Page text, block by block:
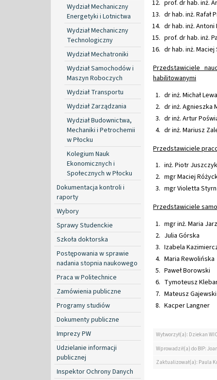
Wydział Mechaniczny
Energetyki i Lotnictwa
Wydział Mechaniczny
Technologiczny
Wydział Mechatroniki
Wydział Samochodów i
Maszyn Roboczych
Wydział Transportu
Wydział Zarządzania
Wydział Budownictwa,
Mechaniki i Petrochemii
w Płocku
Kolegium Nauk
Ekonomicznych i
Społecznych w Płocku
Dokumentacja kontroli i
raporty
Wybory
Sprawy Studenckie
Szkoła doktorska
Postępowania w sprawie
nadania stopnia naukowego
Praca w Politechnice
Zamówienia publiczne
Programy studiów
Dokumenty publiczne
Imprezy PW
Udzielanie informacji
publicznej
Inspektor Ochrony Danych
prof. dr hab. inż.
dr hab. inż. Rafał
dr hab. inż. Antoni
prof. dr hab. inż.
dr hab. inż.
Przedstawiciele
habilitowanymi
dr inż. Michał
dr inż. Agnieszka
dr inż. Artur
dr inż. Mariusz
Przedstawiciele
inż. Piotr Juszczyk
mgr Maciej
mgr Violetta
Przedstawiciele
mgr inż. Maria
Julia Górska
Izabela
Maria Rewolińska
Paweł Borowski
Tymoteusz
Mateusz Gajewski
Kacper Langner
Wytworzył(a): Dziekan
Wprowadził(a) do BIP:
Zaktualizował(a): Paula